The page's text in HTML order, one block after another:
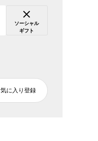
ソーシャル
ギフト
に入り登録